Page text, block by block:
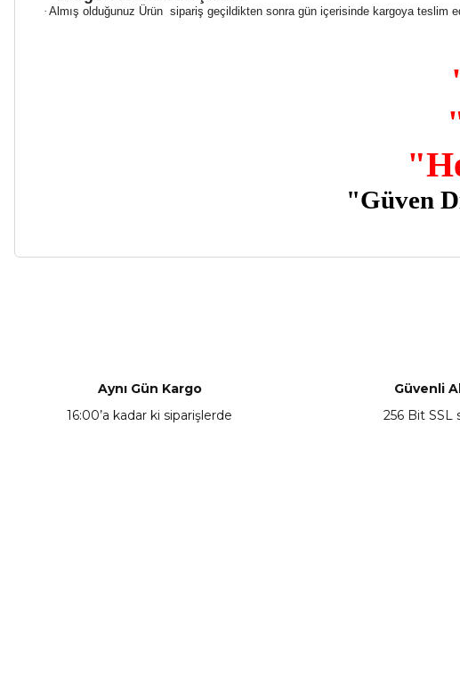
· Almış olduğunuz Ürün sipariş geçildikten sonra gün içerisinde kargoya teslim
"Güven
Ürün açıklamasında eksik bilgiler bulunuyor.
Ürün bilgilerinde hatalar bulunuyor.
Aynı Gün Kargo
16:00’a kadar ki siparişlerde
Güvenli
256 Bit SSL